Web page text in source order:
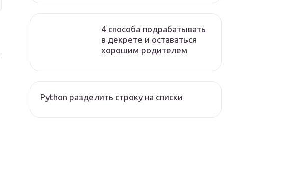
4 способа подрабатывать
в декрете и оставаться
хорошим родителем
Python разделить строку на списки